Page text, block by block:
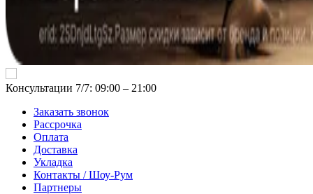
Консультации 7/7: 09:00 ‒ 21:00
Заказать звонок
Рассрочка
Оплата
Доставка
Укладка
Контакты / Шоу-Рум
Партнеры